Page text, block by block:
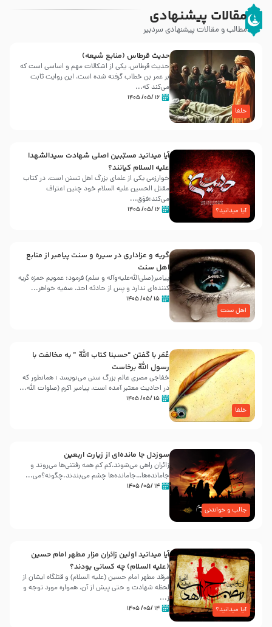
مقالات پیشنهادی
مطالب و مقالات پیشنهادی سردبیر
خلفا
حدیث قرطاس (منابع شیعه)
حدیث قرطاس، یکی از اشکالات مهم و اساسی است که
بر عمر بن خطاب گرفته شده است، این روایت ثابت
می‌کند که...
۱۶ /۰۵/ ۱۴۰۵
آیا میدانید؟
آیا میدانید مسبّبین اصلی شهادت سیدالشهدا
علیه ‌السلام کیانند؟
خوارزمی یکی از علمای بزرگ اهل تسنن است، در کتاب
مقتل الحسین علیه ‌السلام خود چنین اعتراف
می‌کند:فوَق...
۱۶ /۰۵/ ۱۴۰۵
اهل سنت
گریه و عزاداری در سیره و سنت پیامبر از منابع
اهل سنت
پیامبر(صلی‌الله‌علیه‌وآله و سلم) فرمود: عمویم حمزه گریه
کننده‌ای ندارد و پس از حادثه احد، صفیه خواهر...
۱۵ /۰۵/ ۱۴۰۵
خلفا
عُمَر با گفتن “حسبنا كتاب اللّه ” به مخالفت با
رسول اللّه برخاست
خفاجی مصری عالم بزرگ سنی می‌نویسد : همانطور که
در احادیث معتبر آمده است، پیامبر اکرم (صلوات اللّه...
۱۵ /۰۵/ ۱۴۰۵
جالب و خواندنی
سوزدل جا مانده‌ای از زیارت اربعین
زائران راهی می‌شوند،کم‌ کم همه رفتنی‌ها می‌روند و
جامانده‌ها…جامانده‌ها چشم می‌بندند.چگونه؟می‌...
۱۴ /۰۵/ ۱۴۰۵
آیا میدانید؟
آیا میدانید اولین زائران مزار مطهر امام حسین
(علیه السلام) چه کسانی بودند؟
مرقد مطهر امام حسین (علیه السلام) و قتلگاه ایشان از
لحظه شهادت و حتی پیش از آن، همواره مورد توجه و
ز...
۱۴ /۰۵/ ۱۴۰۵